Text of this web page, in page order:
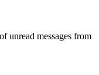
unread messages from